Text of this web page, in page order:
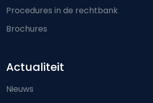
Procedures in de rechtbank
Brochures
Actualiteit
Nieuws